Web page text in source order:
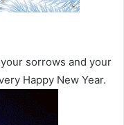
sorrows and your
Happy New Year.